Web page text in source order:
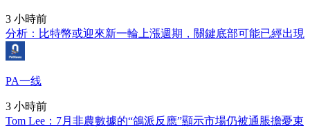
3 小時前
分析：比特幣或迎來新一輪上漲週期，關鍵底部可能已經出現
PA一线
3 小時前
Tom Lee：7月非農數據的“鴿派反應”顯示市場仍被通脹擔憂束